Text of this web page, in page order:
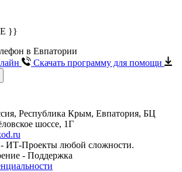
}}
в Евпатории
Скачать программу для помощи
Республика Крым, Евпатория, БЦ
шоссе, 1Г
- ИТ-Проекты любой сложности.
- Поддержка